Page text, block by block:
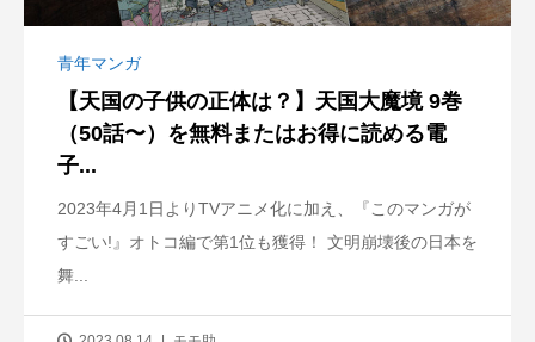
青年マンガ
【天国の子供の正体は？】天国大魔境 9巻
（50話〜）を無料またはお得に読める電
子...
2023年4月1日よりTVアニメ化に加え、『このマンガが
すごい!』オトコ編で第1位も獲得！ 文明崩壊後の日本を
舞...